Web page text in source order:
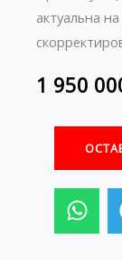
актуальна
1 950
W
h
a